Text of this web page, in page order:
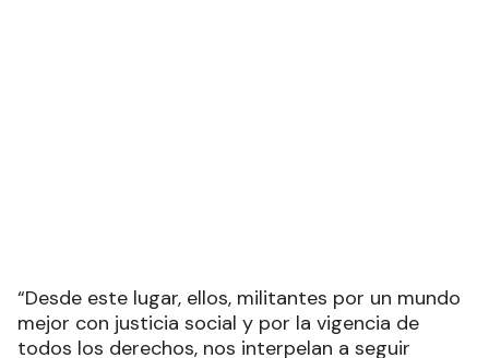
“Desde este lugar, ellos, militantes por un mundo
mejor con justicia social y por la vigencia de
todos los derechos, nos interpelan a seguir